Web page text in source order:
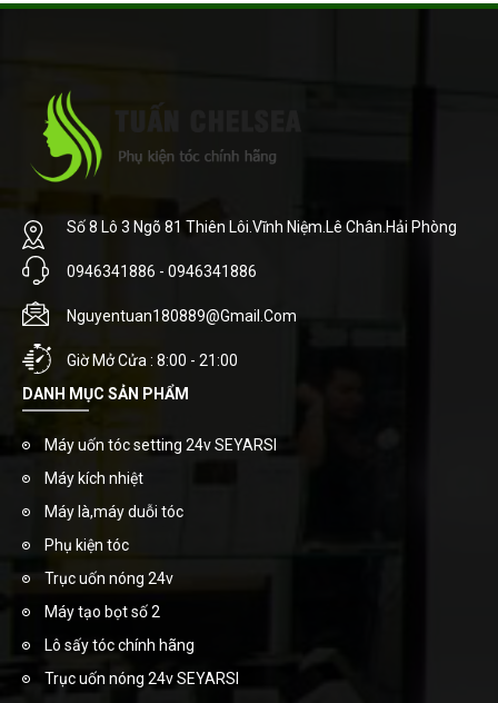
Số 8 Lô 3 Ngõ 81 Thiên Lôi.Vĩnh Niệm.Lê Chân.Hải Phòng
0946341886 - 0946341886
Nguyentuan180889@gmail.com
Giờ Mở Cửa : 8:00 - 21:00
DANH MỤC SẢN PHẨM
Máy uốn tóc setting 24v SEYARSI
Máy kích nhiệt
Máy là,máy duỗi tóc
Phụ kiện tóc
Trục uốn nóng 24v
Máy tạo bọt số 2
Lô sấy tóc chính hãng
Trục uốn nóng 24v SEYARSI